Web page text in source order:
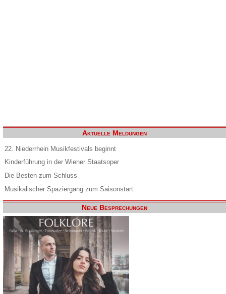
Aktuelle Meldungen
22. Niederrhein Musikfestivals beginnt
Kinderführung in der Wiener Staatsoper
Die Besten zum Schluss
Musikalischer Spaziergang zum Saisonstart
Neue Besprechungen